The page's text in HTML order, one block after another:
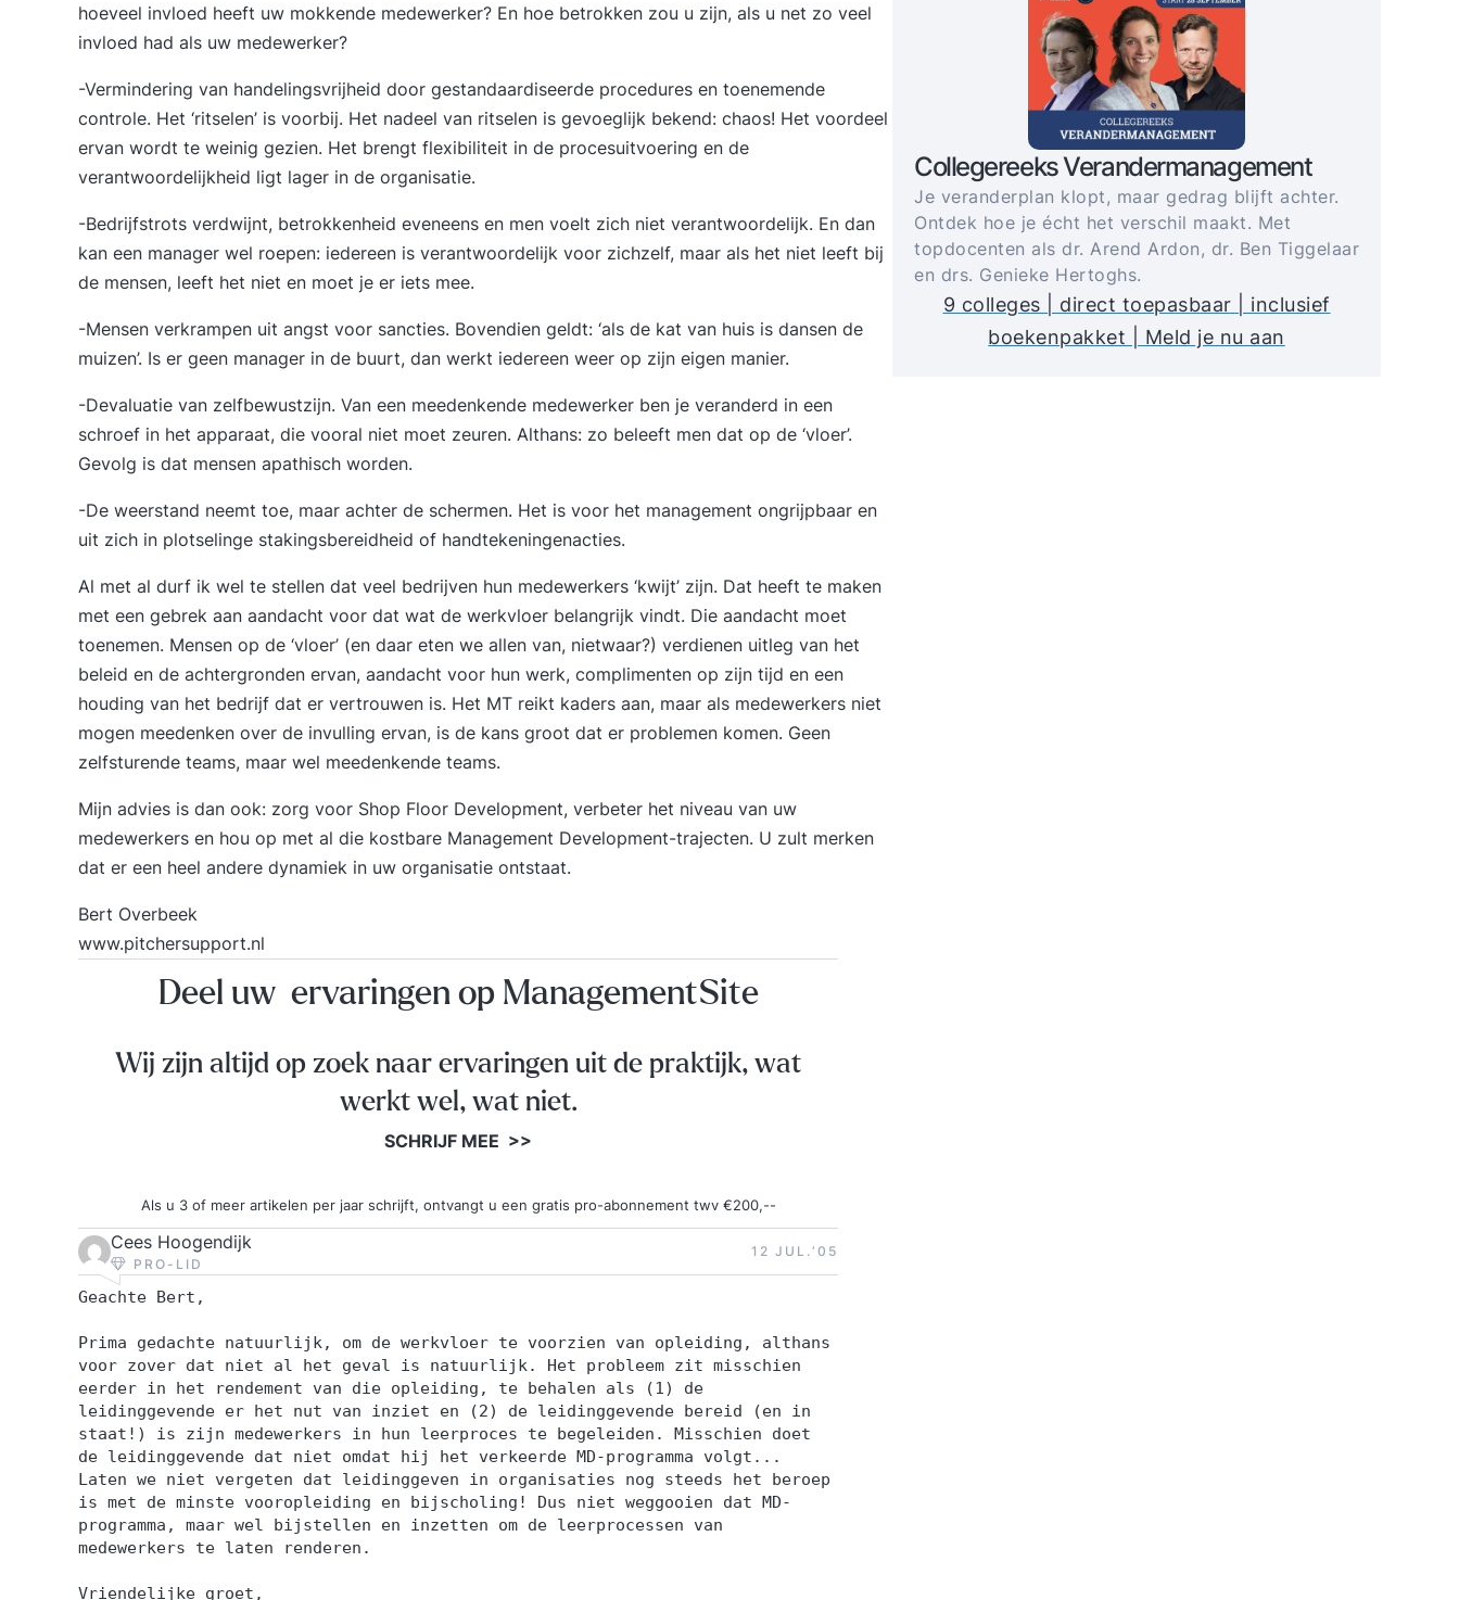
hoeveel invloed heeft uw mokkende medewerker? En hoe betrokken zou u zijn, als u net zo veel
invloed had als uw medewerker?
-Vermindering van handelingsvrijheid door gestandaardiseerde procedures en toenemende
controle. Het ‘ritselen’ is voorbij. Het nadeel van ritselen is gevoeglijk bekend: chaos! Het voordeel
ervan wordt te weinig gezien. Het brengt flexibiliteit in de procesuitvoering en de
verantwoordelijkheid ligt lager in de organisatie.
-Bedrijfstrots verdwijnt, betrokkenheid eveneens en men voelt zich niet verantwoordelijk. En dan
kan een manager wel roepen: iedereen is verantwoordelijk voor zichzelf, maar als het niet leeft bij
de mensen, leeft het niet en moet je er iets mee.
-Mensen verkrampen uit angst voor sancties. Bovendien geldt: ‘als de kat van huis is dansen de
muizen’. Is er geen manager in de buurt, dan werkt iedereen weer op zijn eigen manier.
-Devaluatie van zelfbewustzijn. Van een meedenkende medewerker ben je veranderd in een
schroef in het apparaat, die vooral niet moet zeuren. Althans: zo beleeft men dat op de ‘vloer’.
Gevolg is dat mensen apathisch worden.
-De weerstand neemt toe, maar achter de schermen. Het is voor het management ongrijpbaar en
uit zich in plotselinge stakingsbereidheid of handtekeningenacties.
Al met al durf ik wel te stellen dat veel bedrijven hun medewerkers ‘kwijt’ zijn. Dat heeft te maken
met een gebrek aan aandacht voor dat wat de werkvloer belangrijk vindt. Die aandacht moet
toenemen. Mensen op de ‘vloer’ (en daar eten we allen van, nietwaar?) verdienen uitleg van het
beleid en de achtergronden ervan, aandacht voor hun werk, complimenten op zijn tijd en een
houding van het bedrijf dat er vertrouwen is. Het MT reikt kaders aan, maar als medewerkers niet
mogen meedenken over de invulling ervan, is de kans groot dat er problemen komen. Geen
zelfsturende teams, maar wel meedenkende teams.
Mijn advies is dan ook: zorg voor Shop Floor Development, verbeter het niveau van uw
medewerkers en hou op met al die kostbare Management Development-trajecten. U zult merken
dat er een heel andere dynamiek in uw organisatie ontstaat.
Bert Overbeek
www.pitchersupport.nl
Collegereeks Verandermanagement
Je veranderplan klopt, maar gedrag blijft achter.
Ontdek hoe je écht het verschil maakt. Met
topdocenten als dr. Arend Ardon, dr. Ben Tiggelaar
en drs. Genieke Hertoghs.
9 colleges | direct toepasbaar | inclusief
boekenpakket | Meld je nu aan
Deel uw ervaringen op ManagementSite
Wij zijn altijd op zoek naar ervaringen uit de praktijk, wat
werkt wel, wat niet.
SCHRIJF MEE >>
Als u 3 of meer artikelen per jaar schrijft, ontvangt u een gratis pro-abonnement twv €200,--
Cees Hoogendijk
PRO-LID
12 JUL.‘05
Geachte Bert,
Prima gedachte natuurlijk, om de werkvloer te voorzien van opleiding, althans
voor zover dat niet al het geval is natuurlijk. Het probleem zit misschien
eerder in het rendement van die opleiding, te behalen als (1) de
leidinggevende er het nut van inziet en (2) de leidinggevende bereid (en in
staat!) is zijn medewerkers in hun leerproces te begeleiden. Misschien doet
de leidinggevende dat niet omdat hij het verkeerde MD-programma volgt...
Laten we niet vergeten dat leidinggeven in organisaties nog steeds het beroep
is met de minste vooropleiding en bijscholing! Dus niet weggooien dat MD-
programma, maar wel bijstellen en inzetten om de leerprocessen van
medewerkers te laten renderen.
Vriendelijke groet,